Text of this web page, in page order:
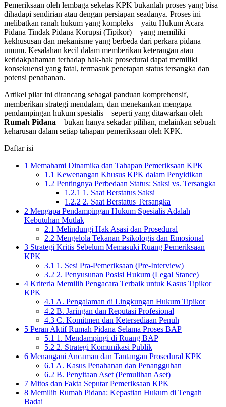
Pemeriksaan oleh lembaga sekelas KPK bukanlah proses yang bisa
dihadapi sendirian atau dengan persiapan seadanya. Proses ini
melibatkan ranah hukum yang kompleks—yaitu Hukum Acara
Pidana Tindak Pidana Korupsi (Tipikor)—yang memiliki
kekhususan dan mekanisme yang berbeda dari perkara pidana
umum. Kesalahan kecil dalam memberikan keterangan atau
ketidakpahaman terhadap hak-hak prosedural dapat memiliki
konsekuensi yang fatal, termasuk penetapan status tersangka dan
potensi penahanan.
Artikel pilar ini dirancang sebagai panduan komprehensif,
memberikan strategi mendalam, dan menekankan mengapa
pendampingan hukum spesialis—seperti yang ditawarkan oleh
Rumah Pidana—bukan hanya sekadar pilihan, melainkan sebuah
keharusan dalam setiap tahapan pemeriksaan oleh KPK.
Daftar isi
1 Memahami Dinamika dan Tahapan Pemeriksaan KPK
1.1 Kewenangan Khusus KPK dalam Penyidikan
1.2 Pentingnya Perbedaan Status: Saksi vs. Tersangka
1.2.1 1. Saat Berstatus Saksi
1.2.2 2. Saat Berstatus Tersangka
2 Mengapa Pendampingan Hukum Spesialis Adalah
Kebutuhan Mutlak
2.1 Melindungi Hak Asasi dan Prosedural
2.2 Mengelola Tekanan Psikologis dan Emosional
3 Strategi Kritis Sebelum Memasuki Ruang Pemeriksaan
KPK
3.1 1. Sesi Pra-Pemeriksaan (Pre-Interview)
3.2 2. Penyusunan Posisi Hukum (Legal Stance)
4 Kriteria Memilih Pengacara Terbaik untuk Kasus Tipikor
KPK
4.1 A. Pengalaman di Lingkungan Hukum Tipikor
4.2 B. Jaringan dan Reputasi Profesional
4.3 C. Komitmen dan Ketersediaan Penuh
5 Peran Aktif Rumah Pidana Selama Proses BAP
5.1 1. Mendampingi di Ruang BAP
5.2 2. Strategi Komunikasi Publik
6 Menangani Ancaman dan Tantangan Prosedural KPK
6.1 A. Kasus Penahanan dan Penangguhan
6.2 B. Penyitaan Aset (Pemulihan Aset)
7 Mitos dan Fakta Seputar Pemeriksaan KPK
8 Memilih Rumah Pidana: Kepastian Hukum di Tengah
Badai